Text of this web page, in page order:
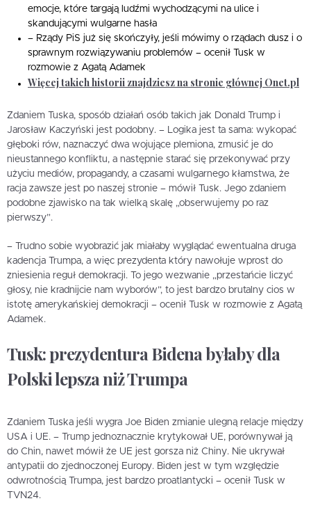
emocje, które targają ludźmi wychodzącymi na ulice i
skandującymi wulgarne hasła
– Rządy PiS już się skończyły, jeśli mówimy o rządach dusz i o
sprawnym rozwiązywaniu problemów – ocenił Tusk w
rozmowie z Agatą Adamek
Więcej takich historii znajdziesz na stronie głównej Onet.pl
Zdaniem Tuska, sposób działań osób takich jak Donald Trump i
Jarosław Kaczyński jest podobny. – Logika jest ta sama: wykopać
głęboki rów, naznaczyć dwa wojujące plemiona, zmusić je do
nieustannego konfliktu, a następnie starać się przekonywać przy
użyciu mediów, propagandy, a czasami wulgarnego kłamstwa, że
racja zawsze jest po naszej stronie – mówił Tusk. Jego zdaniem
podobne zjawisko na tak wielką skalę „obserwujemy po raz
pierwszy”.
– Trudno sobie wyobrazić jak miałaby wyglądać ewentualna druga
kadencja Trumpa, a więc prezydenta który nawołuje wprost do
zniesienia reguł demokracji. To jego wezwanie „przestańcie liczyć
głosy, nie kradnijcie nam wyborów”, to jest bardzo brutalny cios w
istotę amerykańskiej demokracji – ocenił Tusk w rozmowie z Agatą
Adamek.
Tusk: prezydentura Bidena byłaby dla
Polski lepsza niż Trumpa
Zdaniem Tuska jeśli wygra Joe Biden zmianie ulegną relacje między
USA i UE. – Trump jednoznacznie krytykował UE, porównywał ją
do Chin, nawet mówił że UE jest gorsza niż Chiny. Nie ukrywał
antypatii do zjednoczonej Europy. Biden jest w tym względzie
odwrotnością Trumpa, jest bardzo proatlantycki – ocenił Tusk w
TVN24.